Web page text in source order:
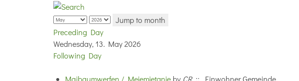
Jump to month
Preceding Day
Wednesday, 13. May 2026
Following Day
Maibaumwerfen / Mejemjetanje by CR:: Einwohner Gemeinde